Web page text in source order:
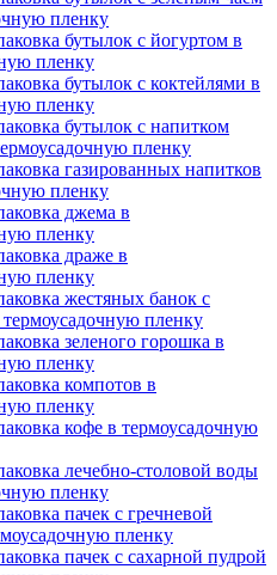
пленку
бутылок с йогуртом в
пленку
бутылок с коктейлями в
пленку
бутылок с напитком
пленку
газированных напитков
пленку
джема в
пленку
драже в
пленку
жестяных банок с
пленку
зеленого горошка в
пленку
компотов в
пленку
кофе в термоусадочную
лечебно-столовой воды
пленку
пачек с гречневой
пленку
пачек с сахарной пудрой